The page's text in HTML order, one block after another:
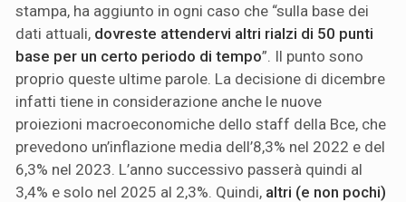
stampa, ha aggiunto in ogni caso che “sulla base dei
dati attuali, dovreste attendervi altri rialzi di 50 punti
base per un certo periodo di tempo”. Il punto sono
proprio queste ultime parole. La decisione di dicembre
infatti tiene in considerazione anche le nuove
proiezioni macroeconomiche dello staff della Bce, che
prevedono un’inflazione media dell’8,3% nel 2022 e del
6,3% nel 2023. L’anno successivo passerà quindi al
3,4% e solo nel 2025 al 2,3%. Quindi, altri (e non pochi)